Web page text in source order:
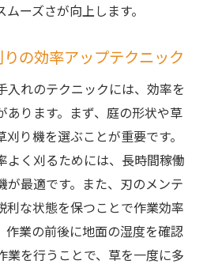
ーズさが向上します。
の効率アップテクニック
入れのテクニックには、効率を
あります。まず、庭の形状や草
り機を選ぶことが重要です。
よく刈るためには、長時間稼働
が最適です。また、刃のメンテ
利な状態を保つことで作業効率
作業の前後に地面の湿度を確認
業を行うことで、草を一度に多